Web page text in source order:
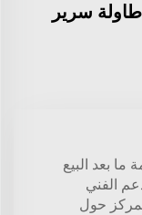
Why choose XIEHE MEDICAL طاولة سرير
ما بعد البيع
الفني
حول